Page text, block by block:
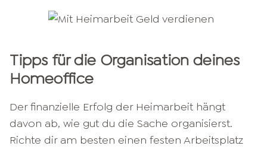
Tipps für die Organisation deines
Homeoffice
Der finanzielle Erfolg der Heimarbeit hängt
davon ab, wie gut du die Sache organisierst.
Richte dir am besten einen festen Arbeitsplatz